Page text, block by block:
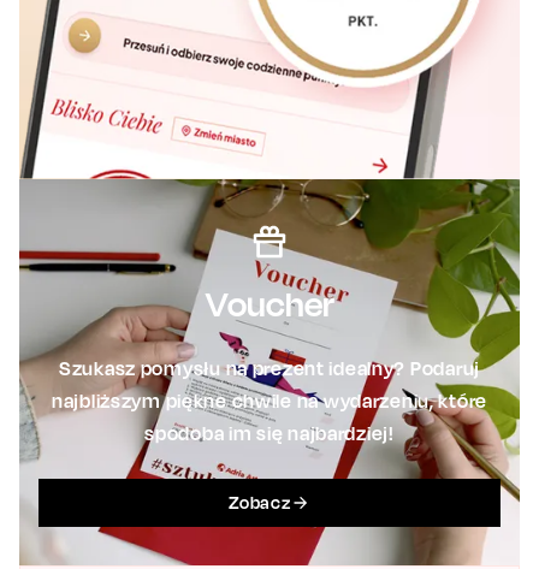
Voucher
Szukasz pomysłu na prezent idealny? Podaruj
najbliższym piękne chwile na wydarzeniu, które
spodoba im się najbardziej!
Zobacz